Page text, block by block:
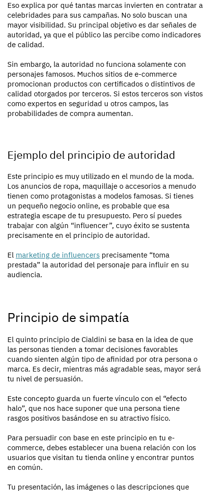
Eso explica por qué tantas marcas invierten en contratar a
celebridades para sus campañas. No solo buscan una
mayor visibilidad. Su principal objetivo es dar señales de
autoridad, ya que el público las percibe como indicadores
de calidad.
Sin embargo, la autoridad no funciona solamente con
personajes famosos. Muchos sitios de e-commerce
promocionan productos con certificados o distintivos de
calidad otorgados por terceros. Si estos terceros son vistos
como expertos en seguridad u otros campos, las
probabilidades de compra aumentan.
Ejemplo del principio de autoridad
Este principio es muy utilizado en el mundo de la moda.
Los anuncios de ropa, maquillaje o accesorios a menudo
tienen como protagonistas a modelos famosas. Si tienes
un pequeño negocio online, es probable que esa
estrategia escape de tu presupuesto. Pero sí puedes
trabajar con algún “influencer”, cuyo éxito se sustenta
precisamente en el principio de autoridad.
El marketing de influencers precisamente “toma
prestada” la autoridad del personaje para influir en su
audiencia.
Principio de simpatía
El quinto principio de Cialdini se basa en la idea de que
las personas tienden a tomar decisiones favorables
cuando sienten algún tipo de afinidad por otra persona o
marca. Es decir, mientras más agradable seas, mayor será
tu nivel de persuasión.
Este concepto guarda un fuerte vínculo con el “efecto
halo”, que nos hace suponer que una persona tiene
rasgos positivos basándose en su atractivo físico.
Para persuadir con base en este principio en tu e-
commerce, debes establecer una buena relación con los
usuarios que visitan tu tienda online y encontrar puntos
en común.
Tu presentación, las imágenes o las descripciones que